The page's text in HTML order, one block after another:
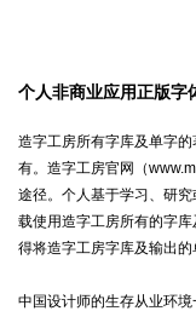
个人非商业应用正版字
造字工房所有字库及单字
有。造字工房官网（
途径。个人基于学习、研
载使用造字工房所有的字
得将造字工房字库及输出的
中国设计师的生存从业环